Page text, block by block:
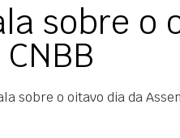
sobre o
sobre o oitavo dia da